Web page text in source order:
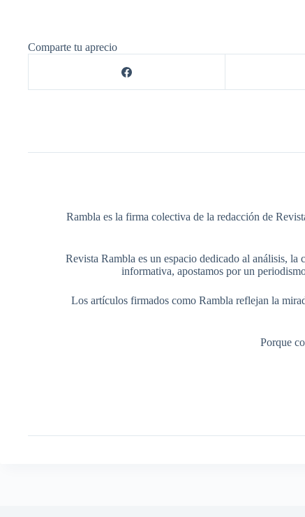
Comparte tu aprecio
Rambla es la firma colectiva de la redacción de
Revista Rambla es un espacio dedicado al análisis,
informativa, apostamos por un
Los artículos firmados como Rambla reflejan la
Porque